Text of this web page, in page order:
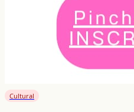
Cultural